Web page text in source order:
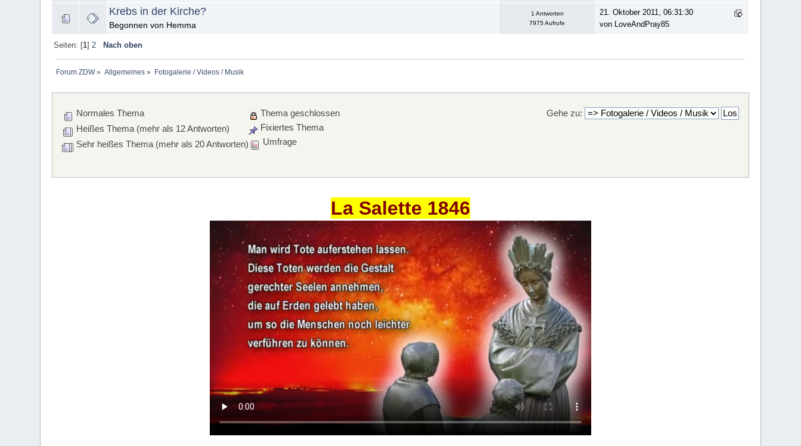
Krebs in der Kirche?
Begonnen von Hemma
1 Antworten
7975 Aufrufe
21. Oktober 2011, 06:31:30
von LoveAndPray85
Seiten: [1] 2 Nach oben
Forum ZDW» Allgemeines» Fotogalerie / Videos / Musik
Gehe zu:
Normales Thema
Heißes Thema (mehr als 12 Antworten)
Sehr heißes Thema (mehr als 20 Antworten)
Thema geschlossen
Fixiertes Thema
Umfrage
La Salette 1846